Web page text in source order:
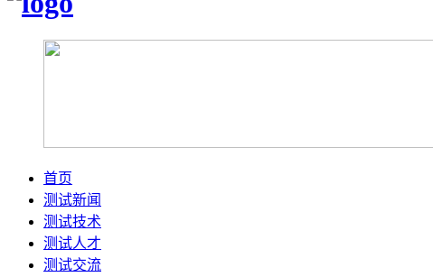
首页
测试新闻
测试技术
测试人才
测试交流